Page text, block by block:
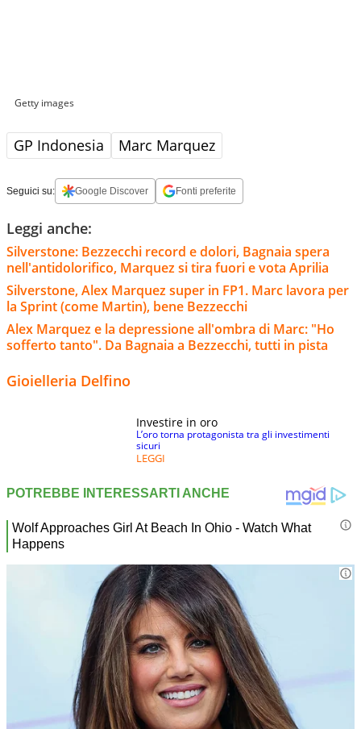
Getty images
GP Indonesia Marc Marquez
Seguici su: Google Discover Fonti preferite
Leggi anche:
Silverstone: Bezzecchi record e dolori, Bagnaia spera
nell'antidolorifico, Marquez si tira fuori e vota Aprilia
Silverstone, Alex Marquez super in FP1. Marc lavora per
la Sprint (come Martin), bene Bezzecchi
Alex Marquez e la depressione all'ombra di Marc: "Ho
sofferto tanto". Da Bagnaia a Bezzecchi, tutti in pista
Gioielleria Delfino
Investire in oro
L’oro torna protagonista tra gli investimenti
sicuri
LEGGI